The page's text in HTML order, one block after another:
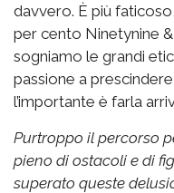
davvero. È più
per cento Ninetynine
sogniamo le grandi
passione a
l’importante è farla
Purtroppo il percorso
pieno di ostacoli e di
superato queste